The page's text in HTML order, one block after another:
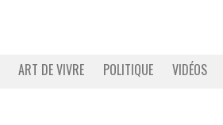
ART DE VIVRE POLITIQUE VIDÉOS